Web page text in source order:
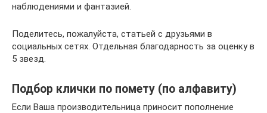
наблюдениями и фантазией.
Поделитесь, пожалуйста, статьей с друзьями в
социальных сетях. Отдельная благодарность за оценку в
5 звезд.
Подбор клички по помету (по алфавиту)
Если Ваша производительница приносит пополнение